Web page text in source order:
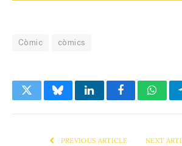
Còmic còmics
TwitterBlueskyLinkedInFacebook
PREVIOUS ARTICLE NEXT